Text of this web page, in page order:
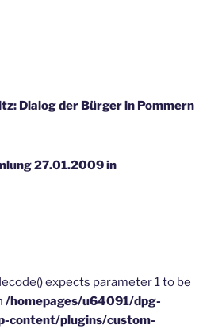
Dialog der Bürger in Pommern
27.01.2009 in
expects parameter 1 to be
/homepages/u64091/dpg-
content/plugins/custom-